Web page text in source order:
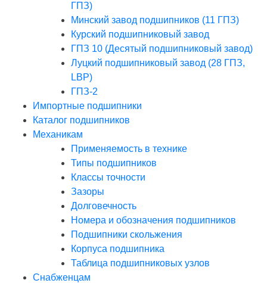
ГПЗ)
Минский завод подшипников (11 ГПЗ)
Курский подшипниковый завод
ГПЗ 10 (Десятый подшипниковый завод)
Луцкий подшипниковый завод (28 ГПЗ,
LBP)
ГПЗ-2
Импортные подшипники
Каталог подшипников
Механикам
Применяемость в технике
Типы подшипников
Классы точности
Зазоры
Долговечность
Номера и обозначения подшипников
Подшипники скольжения
Корпуса подшипника
Таблица подшипниковых узлов
Снабженцам